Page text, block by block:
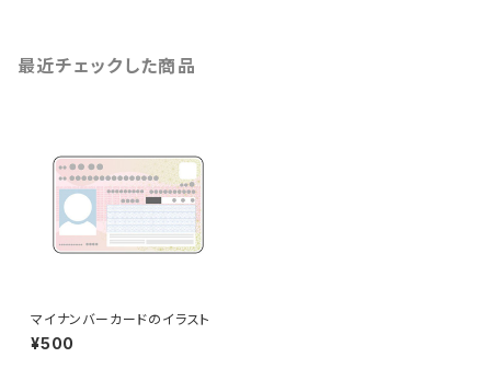
最近チェックした商品
マイナンバーカードのイラスト
¥500